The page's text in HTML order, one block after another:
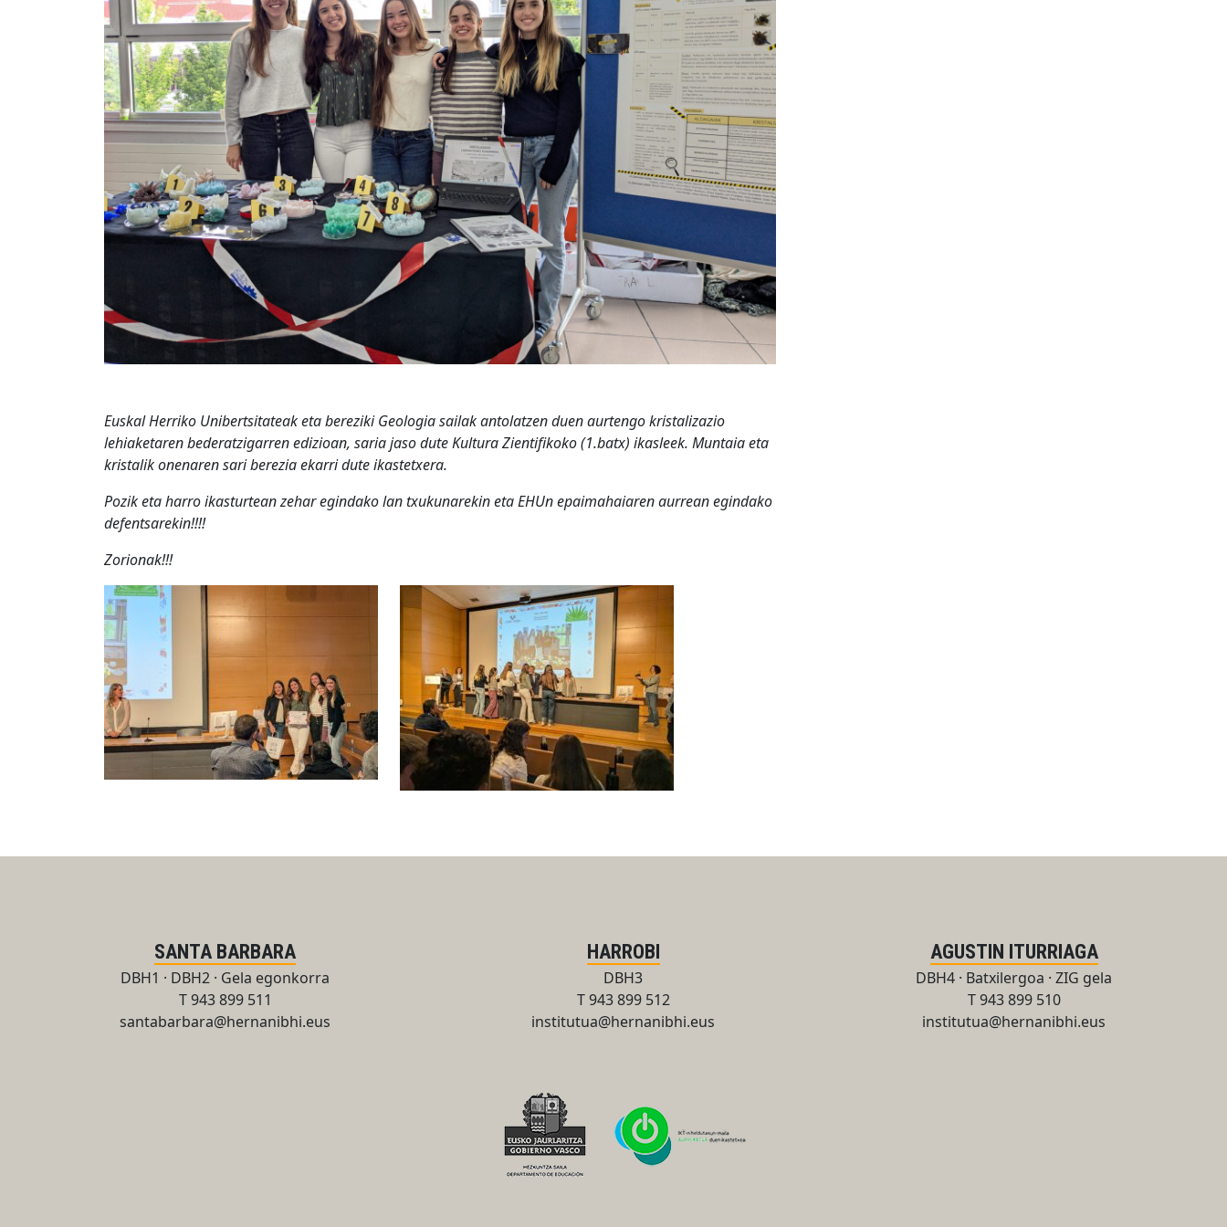
Euskal Herriko Unibertsitateak eta bereziki Geologia sailak antolatzen duen aurtengo kristalizazio
lehiaketaren bederatzigarren edizioan, saria jaso dute Kultura Zientifikoko (1.batx) ikasleek. Muntaia eta
kristalik onenaren sari berezia ekarri dute ikastetxera.
Pozik eta harro ikasturtean zehar egindako lan txukunarekin eta EHUn epaimahaiaren aurrean egindako
defentsarekin!!!!
Zorionak!!!
SANTA BARBARA
DBH1 · DBH2 · Gela egonkorra
T 943 899 511
santabarbara@hernanibhi.eus
HARROBI
DBH3
T 943 899 512
institutua@hernanibhi.eus
AGUSTIN ITURRIAGA
DBH4 · Batxilergoa · ZIG gela
T 943 899 510
institutua@hernanibhi.eus